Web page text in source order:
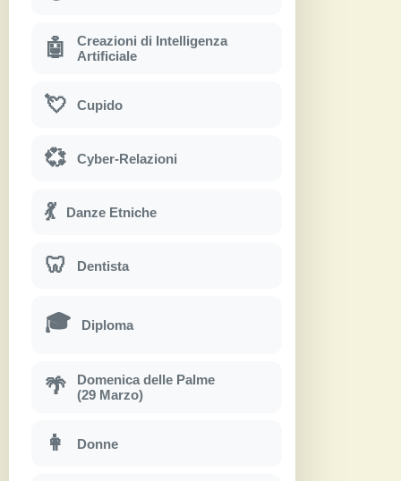
🤖
Creazioni di Intelligenza
Artificiale
💘 Cupido
💞 Cyber-Relazioni
💃 Danze Etniche
🦷 Dentista
🎓 Diploma
🌴
Domenica delle Palme
(29 Marzo)
👩 Donne